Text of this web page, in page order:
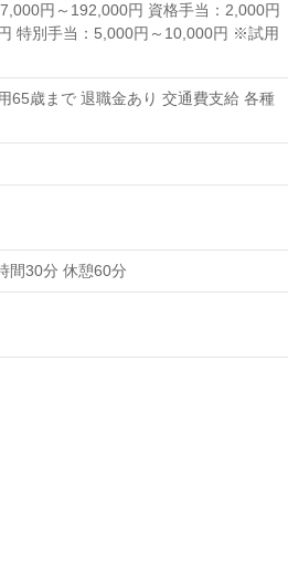
円～192,000円 資格手当：2,000円
特別手当：5,000円～10,000円 ※試用
65歳まで 退職金あり 交通費支給 各種
間30分 休憩60分